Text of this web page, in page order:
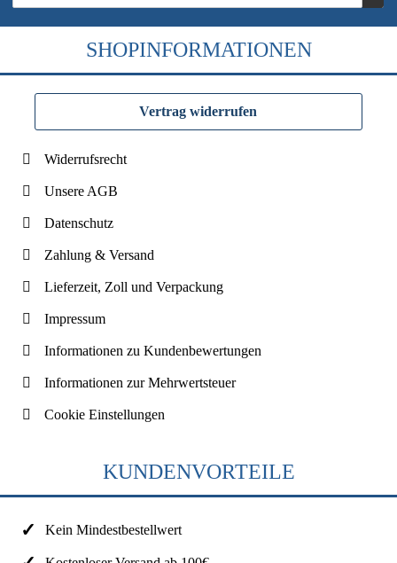
SHOPINFORMATIONEN
Vertrag widerrufen
Widerrufsrecht
Unsere AGB
Datenschutz
Zahlung & Versand
Lieferzeit, Zoll und Verpackung
Impressum
Informationen zu Kundenbewertungen
Informationen zur Mehrwertsteuer
Cookie Einstellungen
KUNDENVORTEILE
Kein Mindestbestellwert